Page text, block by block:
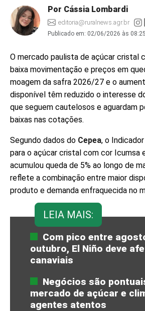
Por Cássia Lombardi
editoria@ruralnews.agr.br
Publicado em: 02/06/2026 às
O mercado paulista de açúcar cristal
baixa movimentação e preços em
moagem da safra 2026/27 e o
disponível têm reduzido o interesse
que seguem cautelosos e aguardam
baixas nas cotações.
Segundo dados do Cepea, o
para o açúcar cristal com cor Icumsa
acumulou queda de 5% ao longo de
reflete a combinação entre maior
produto e demanda enfraquecida no
LEIA MAIS:
Com pico entre
outubro, El Niño deve
canaviais
Negócios são
mercado de açúcar e
agentes atentos